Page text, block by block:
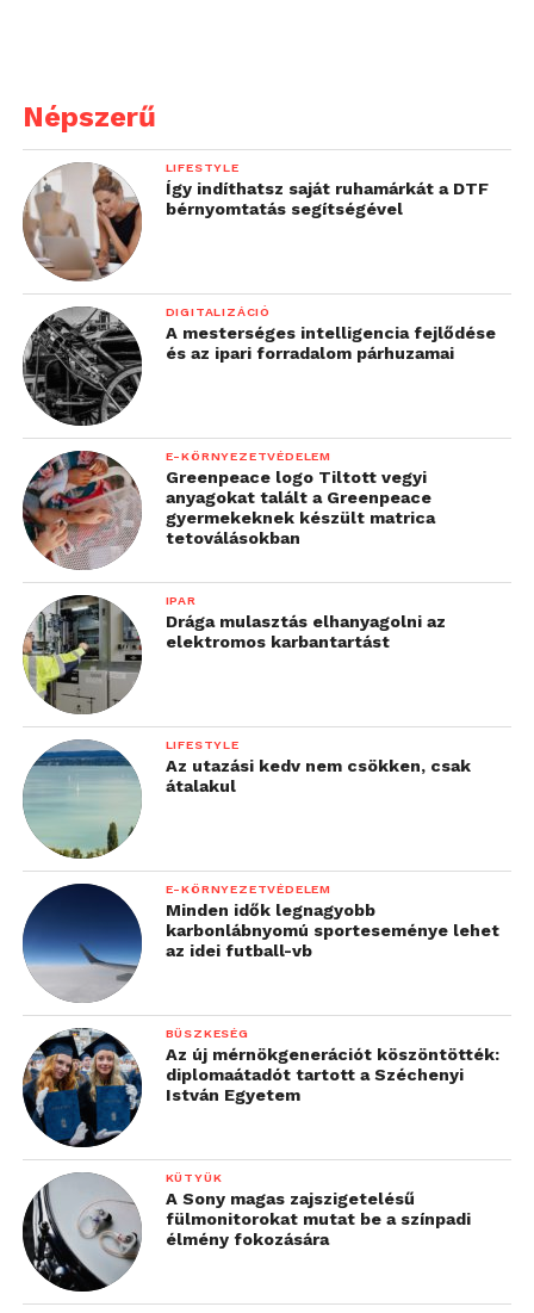
Népszerű
LIFESTYLE
Így indíthatsz saját ruhamárkát a DTF
bérnyomtatás segítségével
DIGITALIZÁCIÓ
A mesterséges intelligencia fejlődése
és az ipari forradalom párhuzamai
E-KÖRNYEZETVÉDELEM
Greenpeace logo Tiltott vegyi
anyagokat talált a Greenpeace
gyermekeknek készült matrica
tetoválásokban
IPAR
Drága mulasztás elhanyagolni az
elektromos karbantartást
LIFESTYLE
Az utazási kedv nem csökken, csak
átalakul
E-KÖRNYEZETVÉDELEM
Minden idők legnagyobb
karbonlábnyomú sporteseménye lehet
az idei futball-vb
BÜSZKESÉG
Az új mérnökgenerációt köszöntötték:
diplomaátadót tartott a Széchenyi
István Egyetem
KÜTYÜK
A Sony magas zajszigetelésű
fülmonitorokat mutat be a színpadi
élmény fokozására